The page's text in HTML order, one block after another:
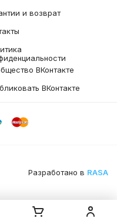
и возврат
ВКонтакте
ВКонтакте
Разработано в RASA